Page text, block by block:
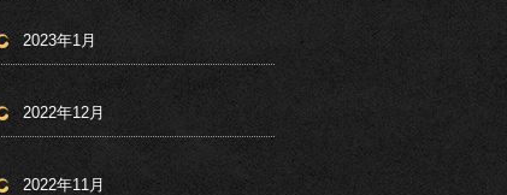
2023年1月
2022年12月
2022年11月